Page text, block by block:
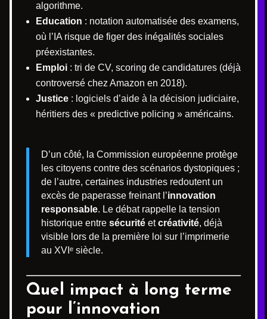
algorithme.
Education : notation automatisée des examens,
où l’IA risque de figer des inégalités sociales
préexistantes.
Emploi : tri de CV, scoring de candidatures (déjà
controversé chez Amazon en 2018).
Justice : logiciels d’aide à la décision judiciaire,
héritiers des « predictive policing » américains.
D’un côté, la Commission européenne protège
les citoyens contre des scénarios dystopiques ;
de l’autre, certaines industries redoutent un
excès de paperasse freinant l’innovation
responsable. Le débat rappelle la tension
historique entre sécurité etcréativité, déjà
visible lors de la première loi sur l’imprimerie
au XVIᵉ siècle.
Quel impact à long terme
pour l’innovation